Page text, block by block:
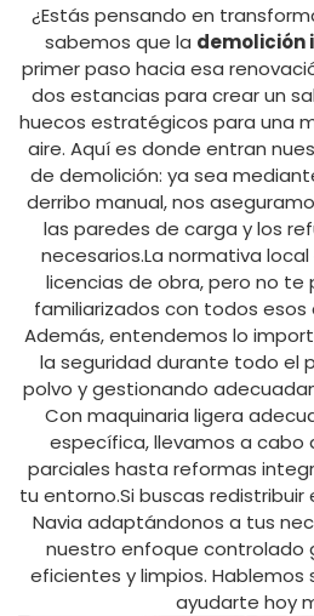
¿Estás pensando en
sabemos que la demolición
primer paso hacia esa
dos estancias para crear un
huecos estratégicos para una
aire. Aquí es donde entran
de demolición: ya sea
derribo manual, nos
las paredes de carga y los
necesarios.La normativa
licencias de obra, pero no
familiarizados con todos
Además, entendemos lo
la seguridad durante todo el
polvo y gestionando
Con maquinaria ligera
específica, llevamos a cabo
parciales hasta reformas
tu entorno.Si buscas
Navia adaptándonos a tus
nuestro enfoque controlado
eficientes y limpios.
ayudarte hoy